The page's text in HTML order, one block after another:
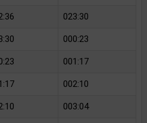
023:30
000:23
001:17
002:10
003:04